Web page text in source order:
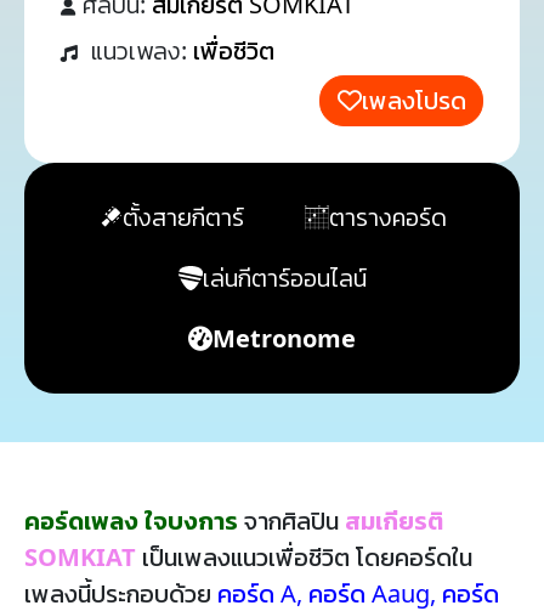
แนวเพลง: เพื่อชีวิต
เพลงโปรด
ตั้งสายกีตาร์
ตารางคอร์ด
เล่นกีตาร์ออนไลน์
Metronome
คอร์ดเพลง ใจบงการ จากศิลปิน สมเกียรติ
SOMKIAT เป็นเพลงแนวเพื่อชีวิต โดยคอร์ดใน
เพลงนี้ประกอบด้วย คอร์ด A, คอร์ด Aaug, คอร์ด